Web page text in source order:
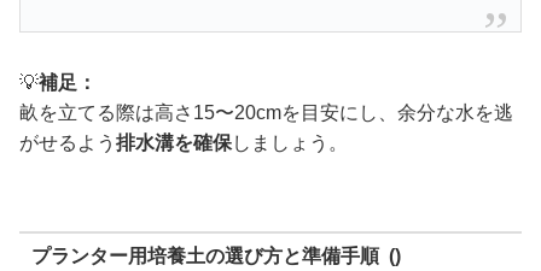
💡補足：
畝を立てる際は高さ15〜20cmを目安にし、余分な水を逃
がせるよう 排水溝を確保しましょう。
プランター用培養土の選び方と準備手順 ()